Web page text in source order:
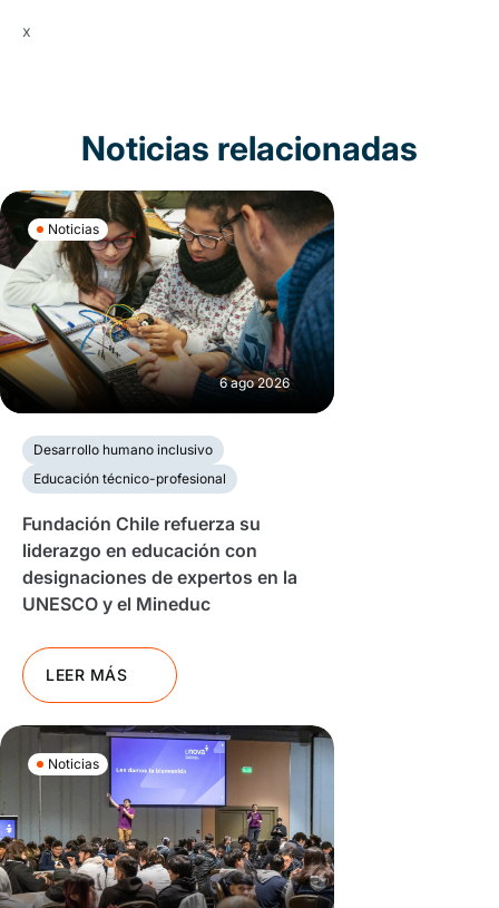
x
Noticias relacionadas
Noticias
6 ago 2026
Desarrollo humano inclusivo
Educación técnico-profesional
Fundación Chile refuerza su
liderazgo en educación con
designaciones de expertos en la
UNESCO y el Mineduc
LEER MÁS
Noticias